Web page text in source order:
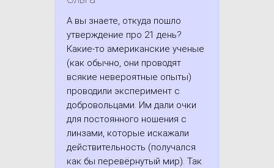
А вы знаете, откуда пошло
утверждение про 21 день?
Какие-то американские ученые
(как обычно, они проводят
всякие невероятные опыты)
проводили эксперимент с
добровольцами. Им дали очки
для постоянного ношения с
линзами, которые искажали
действительность (получался
как бы перевёрнутый мир). Так